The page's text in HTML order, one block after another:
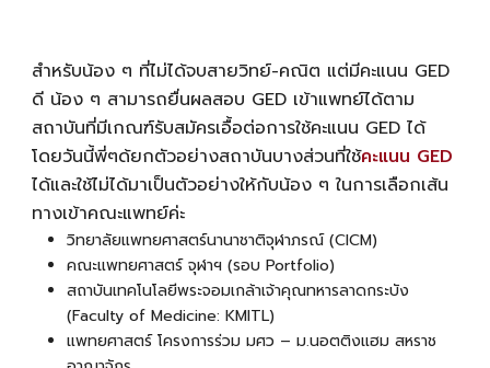
สำหรับน้อง ๆ ที่ไม่ได้จบสายวิทย์-คณิต แต่มีคะแนน GED
ดี น้อง ๆ สามารถยื่นผลสอบ GED เข้าแพทย์ได้ตาม
สถาบันที่มีเกณฑ์รับสมัครเอื้อต่อการใช้คะแนน GED ได้
โดยวันนี้พี่ๆด้ยกตัวอย่างสถาบันบางส่วนที่ใช้คะแนน GED
ได้และใช้ไม่ได้มาเป็นตัวอย่างให้กับน้อง ๆ ในการเลือกเส้น
ทางเข้าคณะแพทย์ค่ะ
วิทยาลัยแพทยศาสตร์นานาชาติจุฬาภรณ์ (CICM)
คณะแพทยศาสตร์ จุฬาฯ (รอบ Portfolio)
สถาบันเทคโนโลยีพระจอมเกล้าเจ้าคุณทหารลาดกระบัง
(Faculty of Medicine: KMITL)
แพทยศาสตร์ โครงการร่วม มศว – ม.นอตติงแฮม สหราช